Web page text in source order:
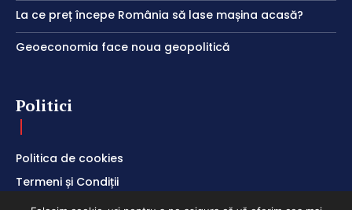
La ce preț începe România să lase mașina acasă?
Geoeconomia face noua geopolitică
Politici
Politica de cookies
Termeni și Condiții
Politica de Confidențialitate